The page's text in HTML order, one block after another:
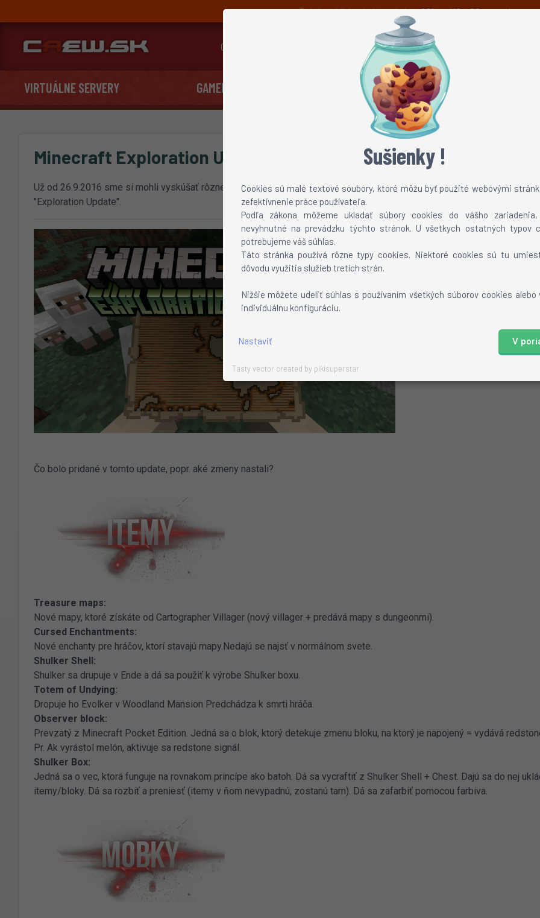
Sušienky !
Cookies sú malé textové soubory, ktoré môžu byť použité webovými
zefektívnenie práce používateľa.
Podľa zákona môžeme ukladať súbory cookies do vášho
nevyhnutné na prevádzku týchto stránok. U všetkych ostatných typov
potrebujeme váš súhlas.
Táto stránka používá rôzne typy cookies. Niektoré cookies sú tu
dôvodu využitia služieb tretích strán.
Nižšie môžete udeliť súhlas s používaním všetkých súborov cookies alebo
individuálnu konfiguráciu.
Nastaviť V
Tasty vector created by pikisuperstar
Právě probíhá prázdninová sleva 60% na MC a CS servery!
Cenník Možnosti platby Technická podpora
VIRTUÁLNE SERVERY GAMEHOSTING TEAMSPEAK 3
Minecraft Exploration Update
Už od 26.9.2016 sme si mohli vyskúšať rôzne testovacie verzie (snapshoty) ohľadne tohto updatu. Názov tohto updateu
"Exploration Update".
Čo bolo pridané v tomto update, popr. aké zmeny nastali?
Treasure maps:
Nové mapy, ktoré získáte od Cartographer Villager (nový villager + predává mapy s dungeonmi).
Cursed Enchantments:
Nové enchanty pre hráčov, ktorí stavajú mapy.Nedajú se najsť v normálnom svete.
Shulker Shell:
Shulker sa drupuje v Ende a dá sa použiť k výrobe Shulker boxu.
Totem of Undying:
Dropuje ho Evolker v Woodland Mansion Predchádza k smrti hráča.
Observer block:
Prevzatý z Minecraft Pocket Edition. Jedná sa o blok, ktorý detekuje zmenu bloku, na ktorý je napojený = vydává
Pr. Ak vyrástol melón, aktivuje sa redstone signál.
Shulker Box:
Jedná sa o vec, ktorá funguje na rovnakom princípe ako batoh. Dá sa vycraftiť z Shulker Shell + Chest. Dajú sa do nej
itemy/bloky. Dá sa rozbiť a preniesť (itemy v ňom nevypadnú, zostanú tam). Dá sa zafarbiť pomocou farbiva.